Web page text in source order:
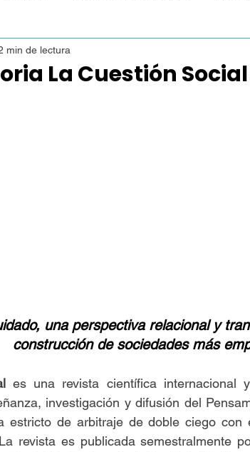
Material formativo
La Cuestión Social
min de lectura
una perspectiva relacional y
construcción de sociedades más
es una revista científica internacional
investigación y difusión del
estricto de arbitraje de doble ciego con
revista es publicada semestralmente